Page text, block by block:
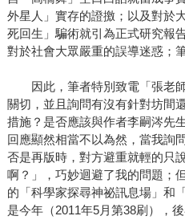
外星人」實存的證撽；以及對於
死回生」騙術就引為正式研究報
對於社會大眾嚴重的誤導迷惑；
因此，筆者特別致電「張老師
關切，並且詢問有沒有針對坊間
措施？是否應該與作者李嗣涔先
回應顯然相當不以為然，當我詢
否是再版時，對方避重就輕的只
啊？」，巧妙迴避了我的問題；
的「科學家探尋神祕訊息場」和
是今年（2011年5月第38刷），